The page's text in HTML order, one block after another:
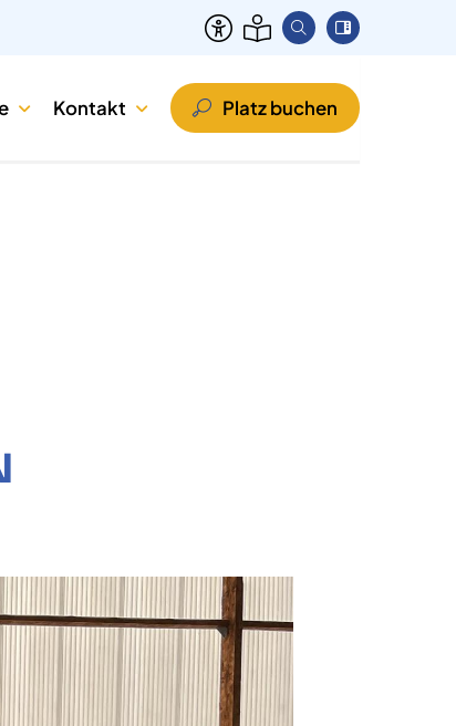
Kontakt Platz buchen
auf Instagram